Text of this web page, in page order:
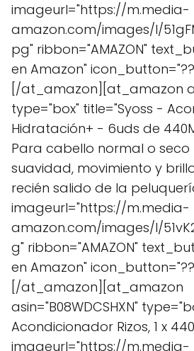
imageurl="https://m.media-
amazon.com/images/I/
pg" ribbon="AMAZON"
en Amazon"
[/at_amazon][at_amazon
type="box" title="Syoss -
Hidratación+ - 6uds de
Para cabello normal o seco
suavidad, movimiento y
recién salido de la
imageurl="https://m.media-
amazon.com/images/I/
g" ribbon="AMAZON"
en Amazon"
[/at_amazon][at_amazon
asin="B08WDCSHXN"
Acondicionador Rizos, 1 x
imageurl="https://m.media-